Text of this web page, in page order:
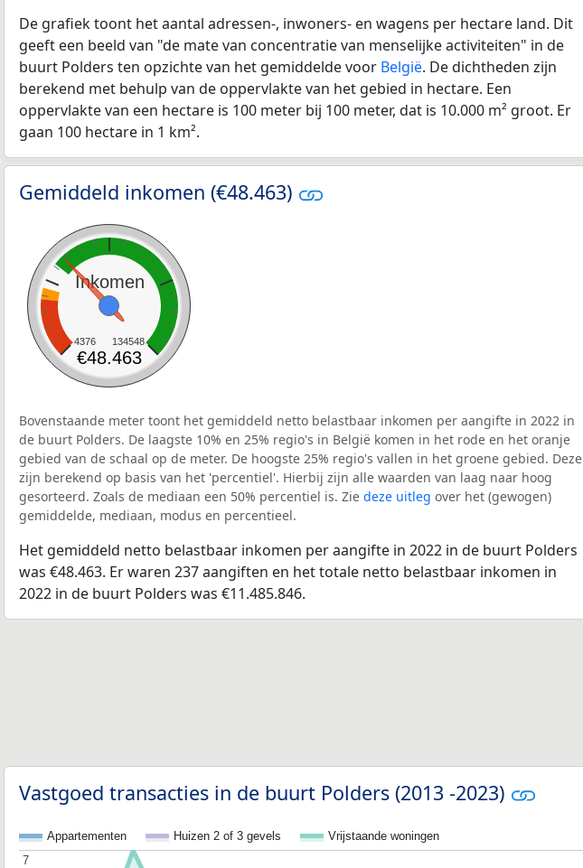
De grafiek toont het aantal adressen-, inwoners- en wagens per hectare land. Dit
geeft een beeld van "de mate van concentratie van menselijke activiteiten" in de
buurt Polders ten opzichte van het gemiddelde voor België. De dichtheden zijn
berekend met behulp van de oppervlakte van het gebied in hectare. Een
oppervlakte van een hectare is 100 meter bij 100 meter, dat is 10.000 m² groot. Er
gaan 100 hectare in 1 km².
Gemiddeld inkomen (€48.463)
Inkomen
4376 134548
€48.463
Bovenstaande meter toont het gemiddeld netto belastbaar inkomen per aangifte in 2022 in
de buurt Polders. De laagste 10% en 25% regio's in België komen in het rode en het oranje
gebied van de schaal op de meter. De hoogste 25% regio's vallen in het groene gebied. Deze
zijn berekend op basis van het 'percentiel'. Hierbij zijn alle waarden van laag naar hoog
gesorteerd. Zoals de mediaan een 50% percentiel is. Zie deze uitleg over het (gewogen)
gemiddelde, mediaan, modus en percentieel.
Het gemiddeld netto belastbaar inkomen per aangifte in 2022 in de buurt Polders
was €48.463. Er waren 237 aangiften en het totale netto belastbaar inkomen in
2022 in de buurt Polders was €11.485.846.
Vastgoed transacties in de buurt Polders (2013 -2023)
Appartementen Huizen 2 of 3 gevels Vrijstaande woningen
7
7